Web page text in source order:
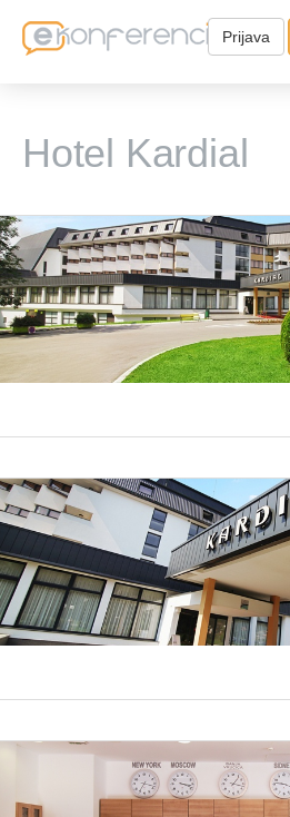
Prijava
Hotel Kardial